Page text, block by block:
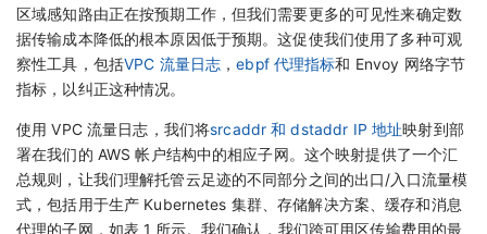
区域感知路由正在按预期工作，但我们需要更多的可见性来确定数
据传输成本降低的根本原因低于预期。这促使我们使用了多种可观
察性工具，包括VPC 流量日志 ，ebpf 代理指标和 Envoy 网络字节
指标，以纠正这种情况。
使用 VPC 流量日志，我们将srcaddr 和 dstaddr IP 地址映射到部
署在我们的 AWS 帐户结构中的相应子网。这个映射提供了一个汇
总规则，让我们理解托管云足迹的不同部分之间的出口/入口流量模
式，包括用于生产 Kubernetes 集群、存储解决方案、缓存和消息
代理的子网，如表 1 所示。我们确认，我们跨可用区传输费用的最